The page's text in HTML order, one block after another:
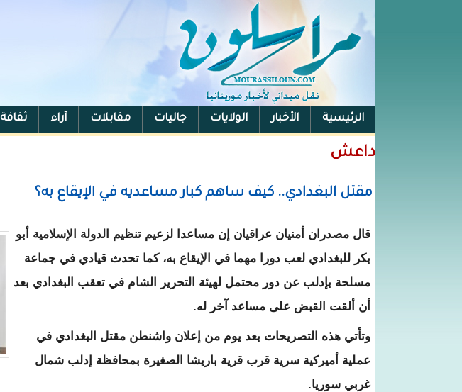
الرئيسية الأخبار الولايات جاليات مقابلات آراء ثقافة
الفيس بوك
داعش
مقتل البغدادي.. كيف ساهم كبار مساعديه في الإيقاع به؟
قال مصدران أمنيان عراقيان إن مساعدا لزعيم تنظيم الدولة الإسلامية أبو
بكر للبغدادي لعب دورا مهما في الإيقاع به، كما تحدث قيادي في جماعة
مسلحة بإدلب عن دور محتمل لهيئة التحرير الشام في تعقب البغدادي بعد
أن ألقت القبض على مساعد آخر له.
وتأتي هذه التصريحات بعد يوم من إعلان واشنطن مقتل البغدادي في
عملية أميركية سرية قرب قرية باريشا الصغيرة بمحافظة إدلب شمال
غربي سوريا.